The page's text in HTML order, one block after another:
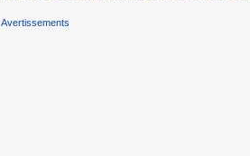
Avertissements